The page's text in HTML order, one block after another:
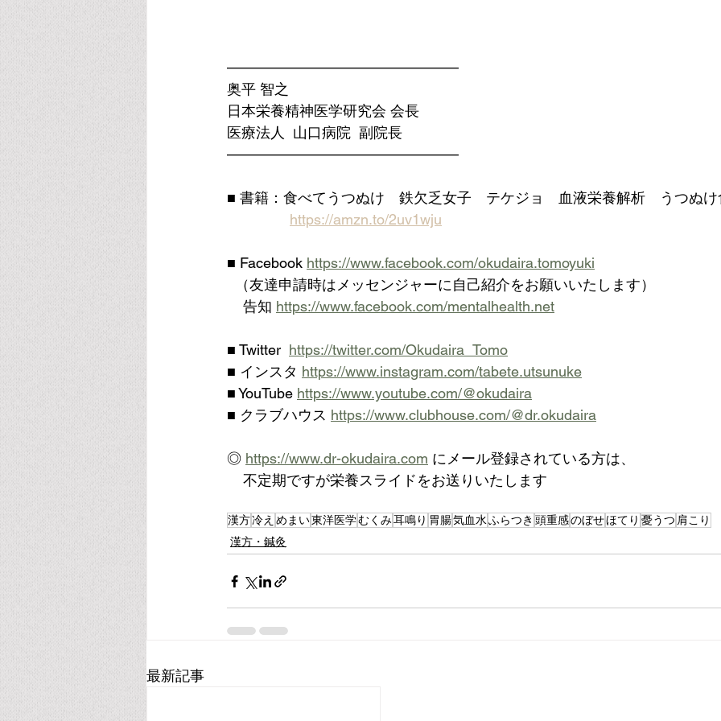
————————————————
奥平 智之
日本栄養精神医学研究会 会長
医療法人  山口病院  副院長
————————————————
■ 書籍：食べてうつぬけ　鉄欠乏女子　テケジョ　血液栄養解析　うつぬ
https://amzn.to/2uv1wju
■ Facebook https://www.facebook.com/okudaira.tomoyuki
  （友達申請時はメッセンジャーに自己紹介をお願いいたします）
    告知
https://www.facebook.com/mentalhealth.net
■ Twitter https://twitter.com/Okudaira_Tomo
■ インスタ https://www.instagram.com/tabete.utsunuke
■ YouTube https://www.youtube.com/@okudaira
■ クラブハウス https://www.clubhouse.com/@dr.okudaira
◎ https://www.dr-okudaira.com にメール登録されている方は、
    不定期ですが栄養スライドをお送りいたします
漢方冷え めまい東洋医学むくみ耳鳴り 胃腸気血水ふらつき 頭重感のぼせほてり 憂うつ 肩こり
漢方・鍼灸
最新記事